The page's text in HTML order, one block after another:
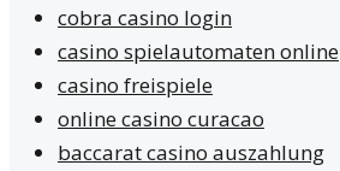
cobra casino login
casino spielautomaten online
casino freispiele
online casino curacao
baccarat casino auszahlung